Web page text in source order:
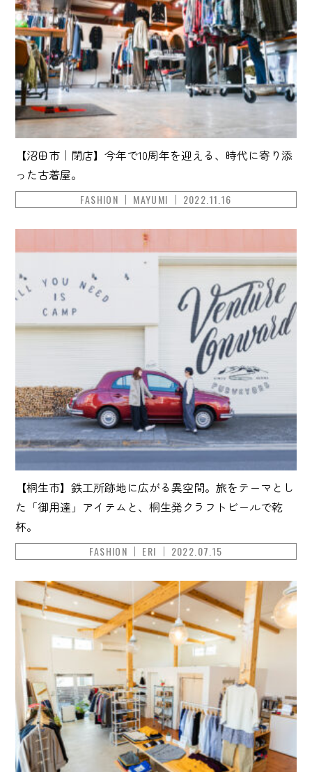
【沼田市｜閉店】今年で10周年を迎える、時代に寄り添
った古着屋。
FASHION MAYUMI 2022.11.16
【桐生市】鉄工所跡地に広がる異空間。旅をテーマとし
た「御用達」アイテムと、桐生発クラフトビールで乾
杯。
FASHION ERI 2022.07.15